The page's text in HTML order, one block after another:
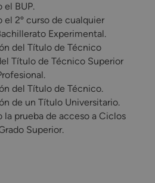
el BUP.
el 2º curso de cualquier
Experimental.
del Título de Técnico
Título de Técnico Superior
del Título de Técnico.
de un Título Universitario.
la prueba de acceso a Ciclos
Superior.